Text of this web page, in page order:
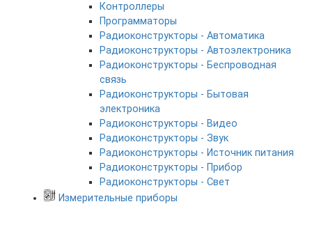
Контроллеры
Программаторы
Радиоконструкторы - Автоматика
Радиоконструкторы - Автоэлектроника
Радиоконструкторы - Беспроводная
связь
Радиоконструкторы - Бытовая
электроника
Радиоконструкторы - Видео
Радиоконструкторы - Звук
Радиоконструкторы - Источник питания
Радиоконструкторы - Прибор
Радиоконструкторы - Свет
Измерительные приборы